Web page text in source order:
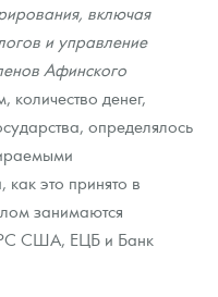
включая
и управление
Афинского
денег,
определялось
это принято в
занимаются
США, ЕЦБ и Банк